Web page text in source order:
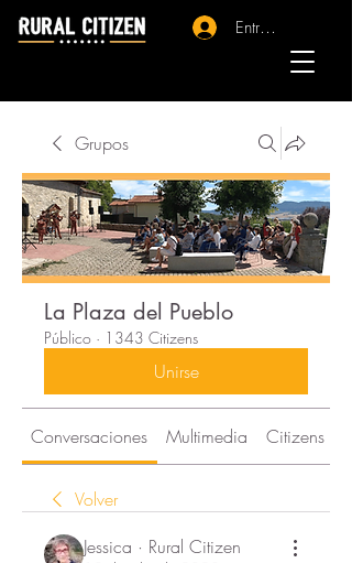
Entrar - Registro
Grupos
La Plaza del Pueblo
Público · 1343 Citizens
Unirse
Conversaciones Multimedia Citizens
Volver
Jessica · Rural Citizen